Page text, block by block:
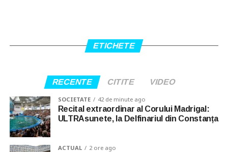
ETICHETE
RECENTE CITITE VIDEO
SOCIETATE 42 de minute ago
Recital extraordinar al Corului Madrigal:
ULTRAsunete, la Delfinariul din Constanța
ACTUAL 2 ore ago